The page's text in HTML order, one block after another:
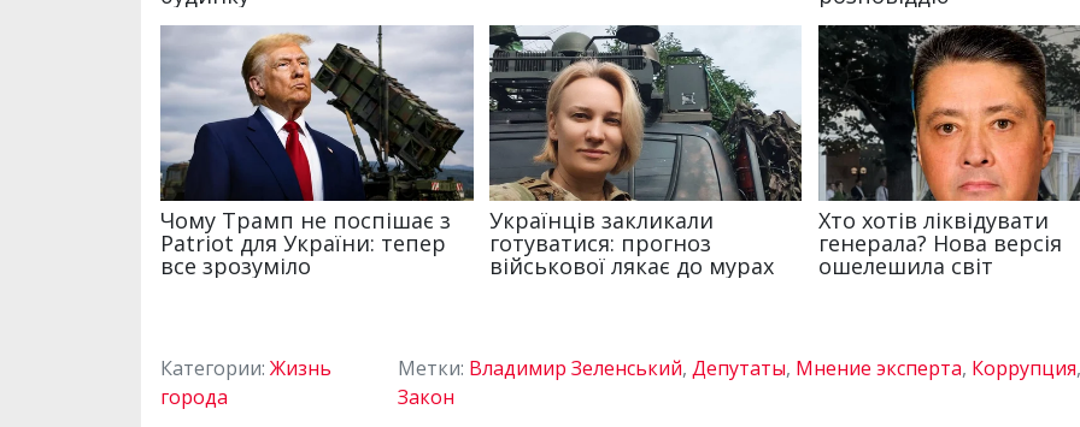
Категории: Жизнь
города
Метки: Владимир Зеленський, Депутаты, Мнение эксперта, Коррупция,
Закон